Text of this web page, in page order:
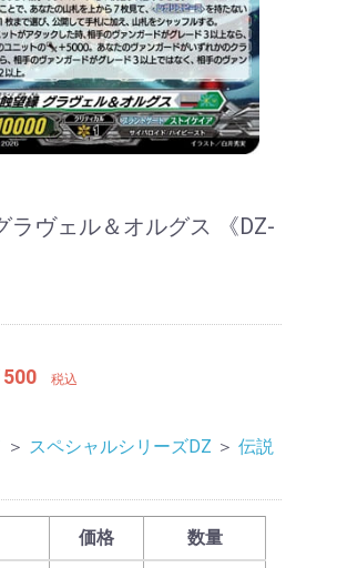
ラヴェル＆オルグス 《DZ-
500 税込
＞ スペシャルシリーズDZ ＞ 伝説
価格 数量